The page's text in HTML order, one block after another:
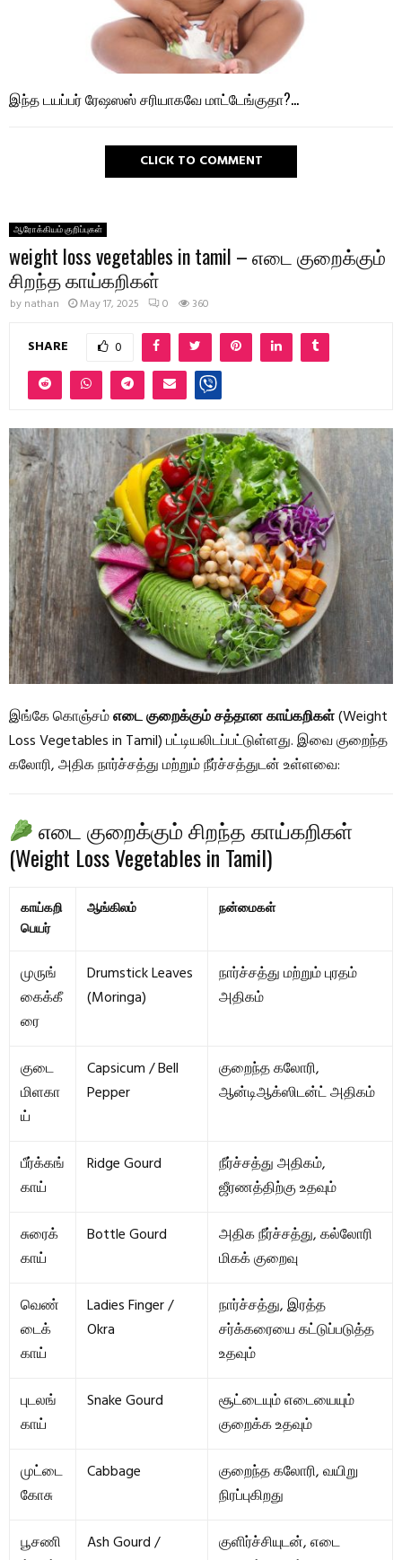
இந்த டயப்பர் ரேஷஸஸ் சரியாகவே மாட்டேங்குதா?…
CLICK TO COMMENT
ஆரோக்கியம் குறிப்புகள்
weight loss vegetables in tamil – எடை குறைக்கும்
சிறந்த காய்கறிகள்
by nathan May 17, 2025 0 360
SHARE 0
இங்கே கொஞ்சம்எடை குறைக்கும் சத்தான காய்கறிகள்(Weight
Loss Vegetables in Tamil) பட்டியலிடப்பட்டுள்ளது. இவை குறைந்த
கலோரி, அதிக நார்ச்சத்து மற்றும் நீர்ச்சத்துடன் உள்ளவை:
எடை குறைக்கும் சிறந்த காய்கறிகள்
(Weight Loss Vegetables in Tamil)
காய்கறி
பெயர்
ஆங்கிலம் நன்மைகள்
முருங்
கைக்கீ
ரை
Drumstick Leaves
(Moringa)
நார்ச்சத்து மற்றும் புரதம்
அதிகம்
குடை
மிளகா
ய்
Capsicum / Bell
Pepper
குறைந்த கலோரி,
ஆன்டிஆக்ஸிடன்ட் அதிகம்
பீர்க்கங்
காய்
Ridge Gourd
நீர்ச்சத்து அதிகம்,
ஜீரணத்திற்கு உதவும்
சுரைக்
காய்
Bottle Gourd
அதிக நீர்ச்சத்து, கல்லோரி
மிகக் குறைவு
வெண்
டைக்
காய்
Ladies Finger /
Okra
நார்ச்சத்து, இரத்த
சர்க்கரையை கட்டுப்படுத்த
உதவும்
புடலங்
காய்
Snake Gourd
சூட்டையும் எடையையும்
குறைக்க உதவும்
முட்டை
கோசு
Cabbage
குறைந்த கலோரி, வயிறு
நிரப்புகிறது
பூசணி
Ash Gourd /
குளிர்ச்சியுடன், எடை